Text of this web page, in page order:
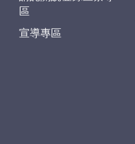
區
宣導專區